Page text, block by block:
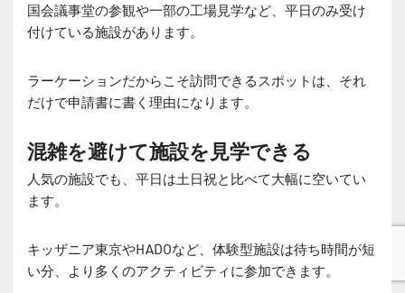
国会議事堂の参観や一部の工場見学など、平日のみ受け
付けている施設があります。
ラーケーションだからこそ訪問できるスポットは、それ
だけで申請書に書く理由になります。
混雑を避けて施設を見学できる
人気の施設でも、平日は土日祝と比べて大幅に空いてい
ます。
キッザニア東京やHADOなど、体験型施設は待ち時間が短
い分、より多くのアクティビティに参加できます。